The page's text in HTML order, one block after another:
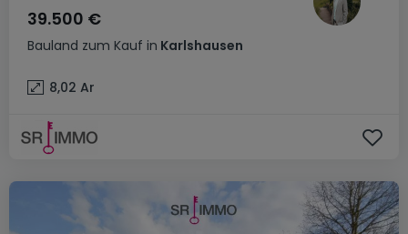
Bauland zum Kauf in Karlshausen
39.500 €
8,02 Ar